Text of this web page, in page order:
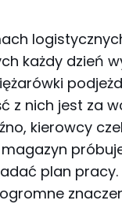
każdy dzień
z nich jest za
kierowcy
plan